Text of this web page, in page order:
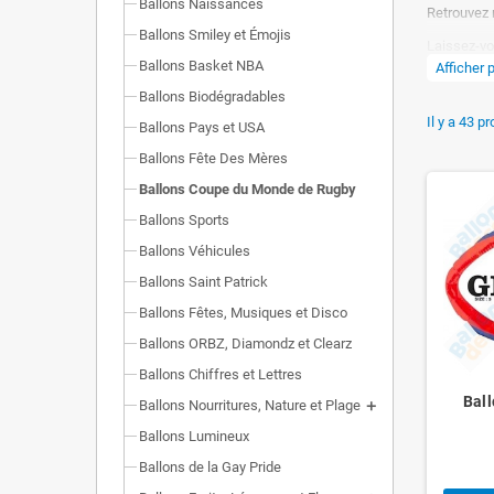
Ballons Naissances
Ballons Smiley et Émojis
Ballons Basket NBA
Ballons Biodégradables
Ballons Pays et USA
Ballons Fête Des Mères
Ballons Coupe du Monde de Rugby
Ballons Sports
Ballons Véhicules
Ballons Saint Patrick
Ballons Fêtes, Musiques et Disco
Ballons ORBZ, Diamondz et Clearz
Ballons Chiffres et Lettres
Ballons Nourritures, Nature et Plage
Ballons Lumineux
Ballons de la Gay Pride
Ils sont
Afficher
Il y a 43